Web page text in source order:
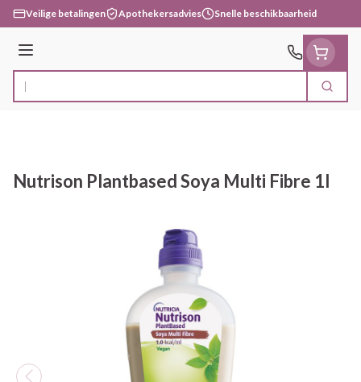
Ga naar de inhoud
Veilige betalingen Apothekersadvies Snelle beschikbaarheid
Menu
Product, merk, categorie... Zoek
Nutrison Plantbased Soya Multi Fibre 1l